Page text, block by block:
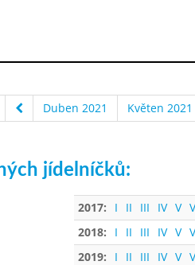
Duben 2021 Květen 2021
jídelníčků:
2017: I II III IV V
2018:
I II III IV V
2019:
I II III IV V